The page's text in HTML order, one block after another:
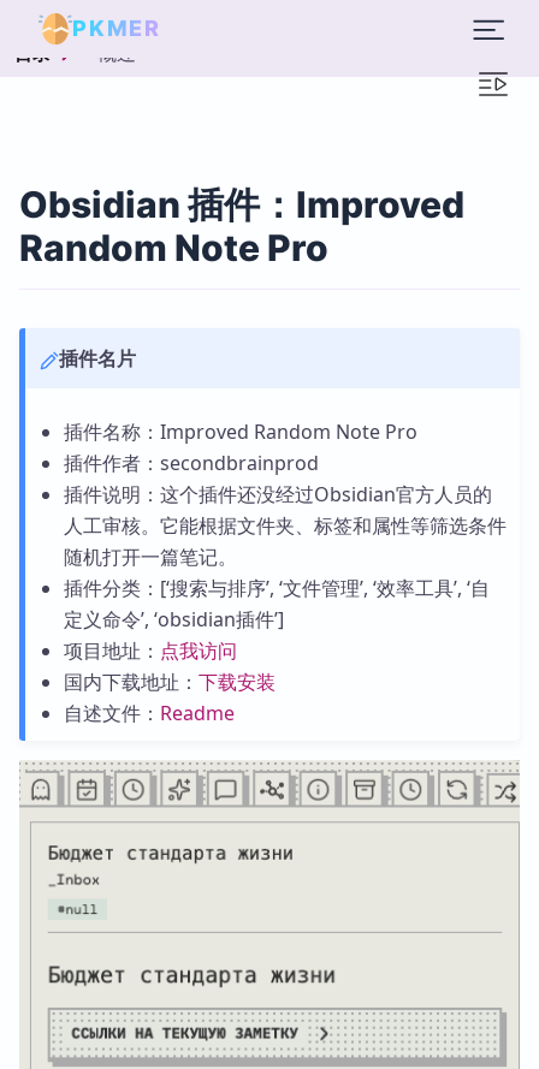
PKMER
目录 概述
Obsidian 插件：Improved
Random Note Pro
插件名片
插件名称：Improved Random Note Pro
插件作者：secondbrainprod
插件说明：这个插件还没经过Obsidian官方人员的
人工审核。它能根据文件夹、标签和属性等筛选条件
随机打开一篇笔记。
插件分类：[‘搜索与排序’, ‘文件管理’, ‘效率工具’, ‘自
定义命令’, ‘obsidian插件’]
项目地址： 点我访问
国内下载地址： 下载安装
自述文件： Readme